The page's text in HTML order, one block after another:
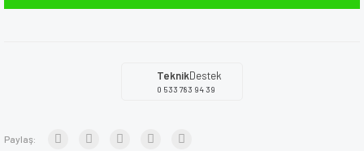
TeknikDestek
0 533 783 94 39
Paylaş: